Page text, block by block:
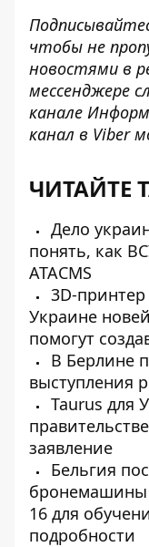
чтобы не
новостями в
мессенджере
канале
канал в Viber
ЧИТАЙТЕ
Дело
понять, как
ATACMS
3D-
Украине
помогут
В Берлине
выступления
Taurus для
заявление
Бельгия
бронемашины
16 для
подробности